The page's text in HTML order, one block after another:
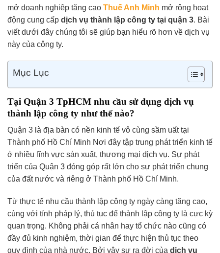
mở doanh nghiệp tăng cao Thuế Anh Minh mở rộng hoạt
động cung cấp dịch vụ thành lập công ty tại quận 3. Bài
viết dưới đây chúng tôi sẽ giúp bạn hiểu rõ hơn về dịch vụ
này của công ty.
Mục Lục
Tại Quận 3 TpHCM nhu cầu sử dụng dịch vụ
thành lập công ty như thế nào?
Quận 3 là địa bàn có nền kinh tế vô cùng sầm uất tại
Thành phố Hồ Chí Minh Nơi đây tập trung phát triển kinh tế
ở nhiều lĩnh vực sản xuất, thương mại dịch vụ. Sự phát
triển của Quận 3 đóng góp rất lớn cho sự phát triển chung
của đất nước và riêng ở Thành phố Hồ Chí Minh.
Từ thực tế nhu cầu thành lập công ty ngày càng tăng cao,
cùng với tính pháp lý, thủ tục để thành lập công ty là cực kỳ
quan trọng. Không phải cá nhân hay tổ chức nào cũng có
đầy đủ kinh nghiệm, thời gian để thực hiện thủ tục theo
quy định của nhà nước. Bởi vậy sự ra đời của dịch vụ